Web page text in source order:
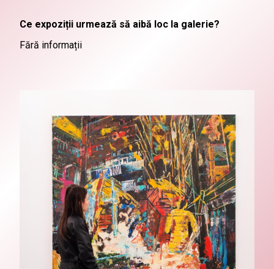
Ce expoziții urmează să aibă loc la galerie?
Fără informații